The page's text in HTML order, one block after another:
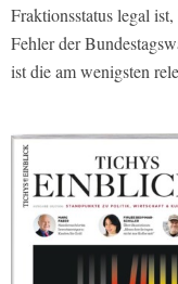
Fraktionsstatus legal
Fehler der
ist die am wenigsten